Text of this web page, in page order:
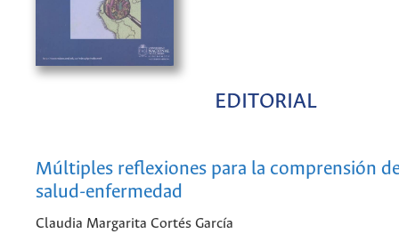
EDITORIAL
Múltiples reflexiones para la comprensión
salud-enfermedad
Claudia Margarita Cortés García